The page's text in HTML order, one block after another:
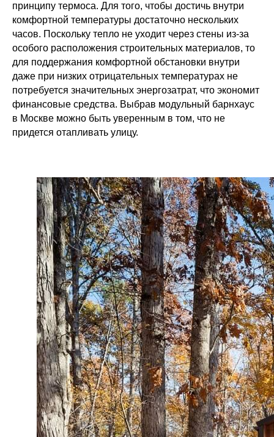
принципу термоса. Для того, чтобы достичь внутри
комфортной температуры достаточно нескольких
часов. Поскольку тепло не уходит через стены из-за
особого расположения строительных материалов, то
для поддержания комфортной обстановки внутри
даже при низких отрицательных температурах не
потребуется значительных энергозатрат, что экономит
финансовые средства. Выбрав модульный барнхаус
в Москве можно быть уверенным в том, что не
придется отапливать улицу.